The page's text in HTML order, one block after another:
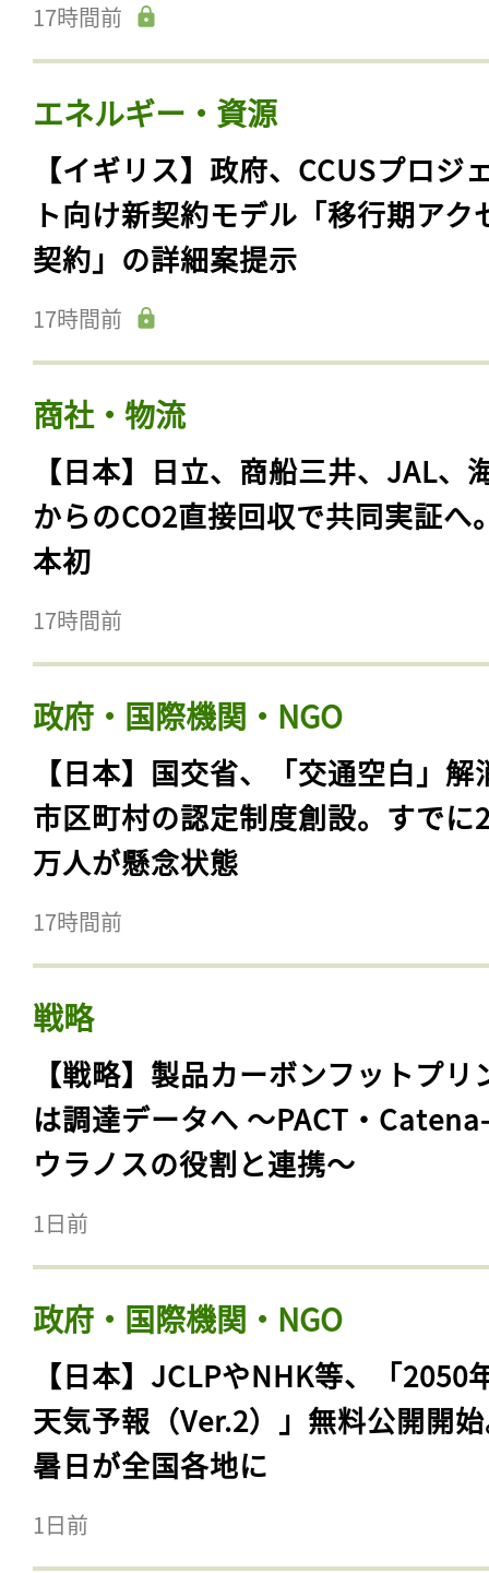
17時間前
エネルギー・資源
【イギリス】政府、CCUSプロジ
ト向け新契約モデル「移行期アク
契約」の詳細案提示
17時間前
商社・物流
【日本】日立、商船三井、JAL、
からのCO2直接回収で共同実証へ
本初
17時間前
政府・国際機関・NGO
【日本】国交省、「交通空白」解
市区町村の認定制度創設。すでに
万人が懸念状態
17時間前
戦略
【戦略】製品カーボンフットプリ
は調達データへ 〜PACT・
ウラノスの役割と連携〜
1日前
政府・国際機関・NGO
【日本】JCLPやNHK等、「2050
天気予報（Ver.2）」無料公開開
暑日が全国各地に
1日前